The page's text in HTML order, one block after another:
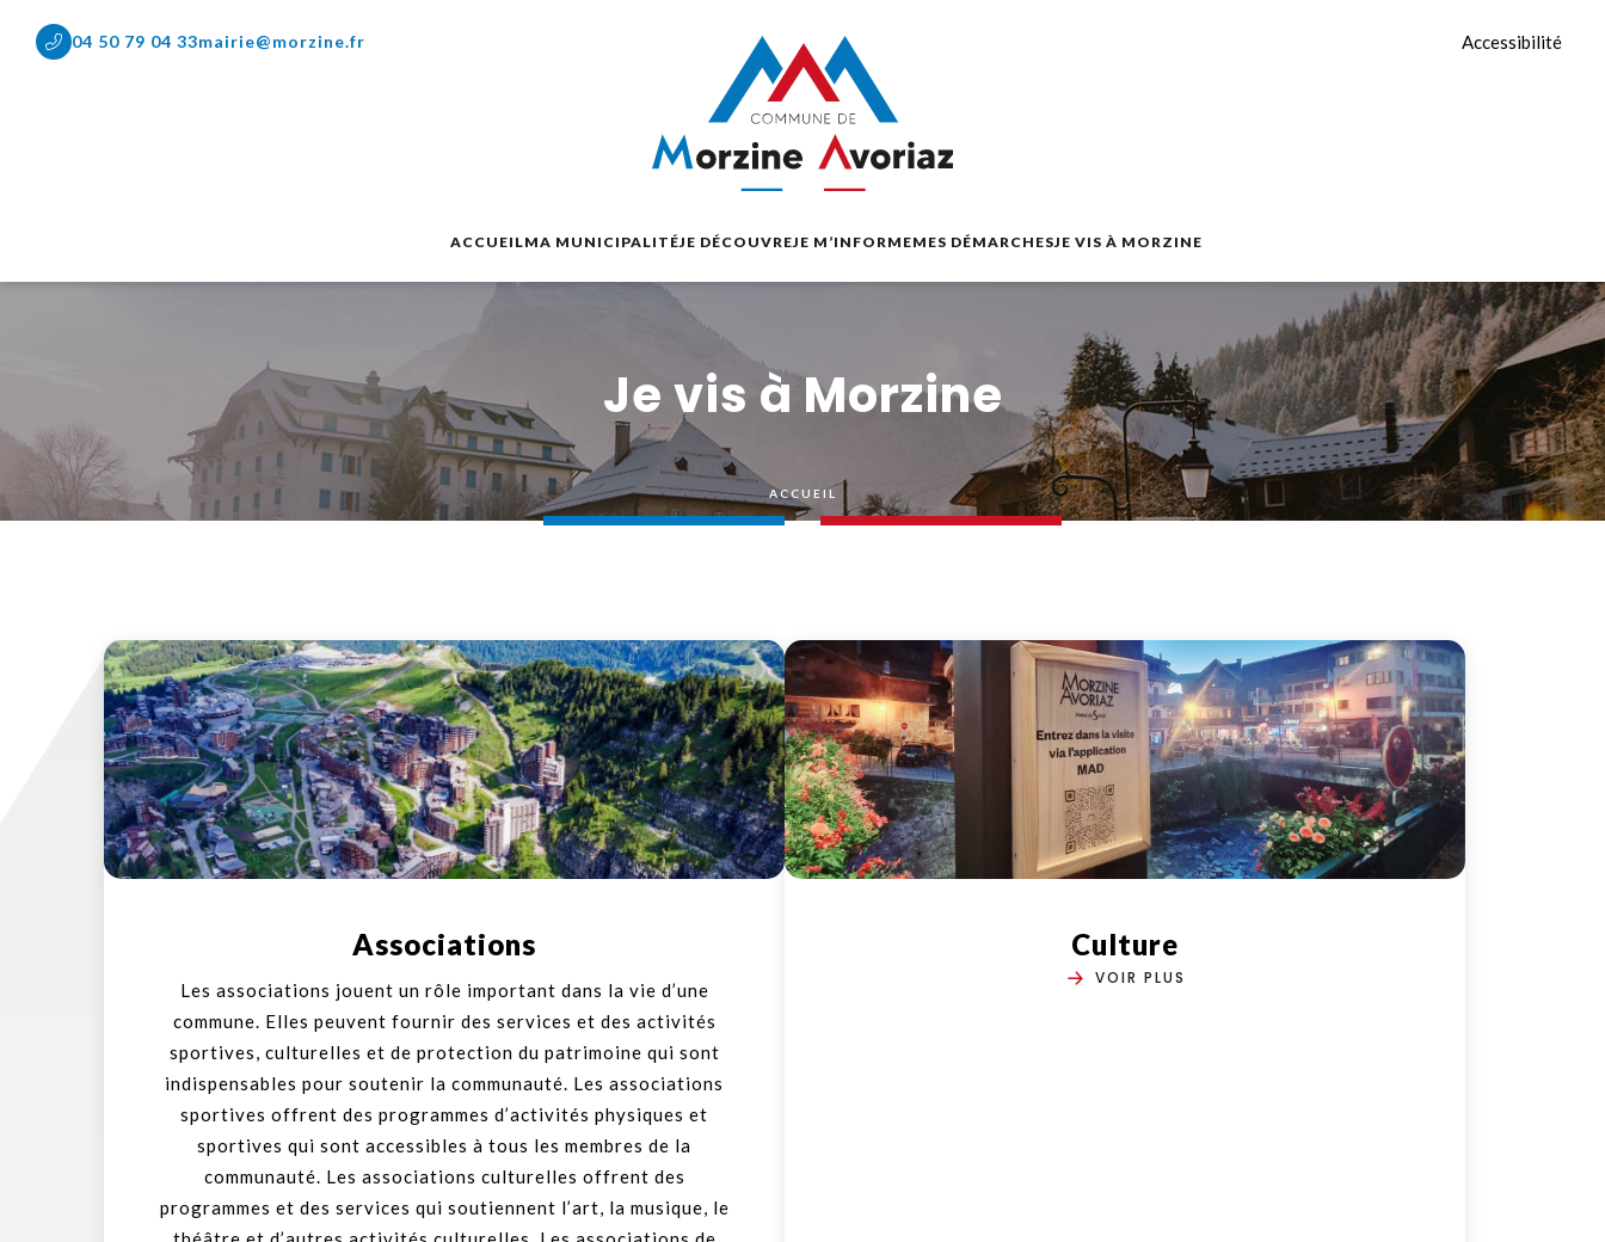
04 50 79 04 33mairie@morzine.fr Accessibilité
ACCUEILMA MUNICIPALITÉJE DÉCOUVREJE M’INFORMEMES DÉMARCHESJE VIS À MORZINE
Je vis à Morzine
ACCUEIL
Associations
Les associations jouent un rôle important dans la vie d’une
commune. Elles peuvent fournir des services et des activités
sportives, culturelles et de protection du patrimoine qui sont
indispensables pour soutenir la communauté. Les associations
sportives offrent des programmes d’activités physiques et
sportives qui sont accessibles à tous les membres de la
communauté. Les associations culturelles offrent des
programmes et des services qui soutiennent l’art, la musique, le
Culture
VOIR PLUS